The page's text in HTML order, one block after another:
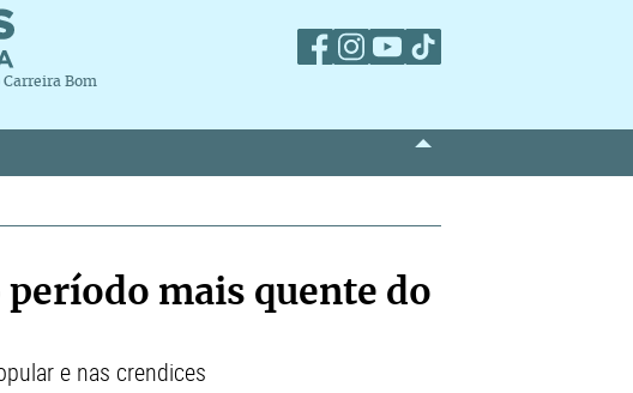
Carreira Bom
período mais quente do
e nas crendices